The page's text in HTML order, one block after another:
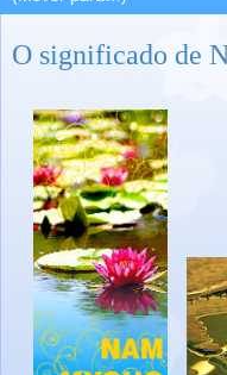
O significado de